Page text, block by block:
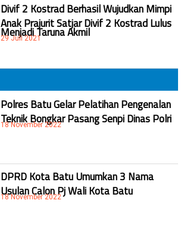
Divif 2 Kostrad Berhasil Wujudkan Mimpi
Anak Prajurit Satjar Divif 2 Kostrad Lulus
Menjadi Taruna Akmil
29 Juli 2021
Polres Batu Gelar Pelatihan Pengenalan
Teknik Bongkar Pasang Senpi Dinas Polri
18 November 2022
DPRD Kota Batu Umumkan 3 Nama
Usulan Calon Pj Wali Kota Batu
18 November 2022